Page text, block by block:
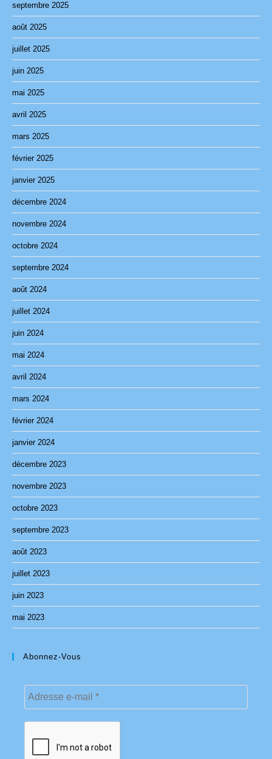
septembre 2025
août 2025
juillet 2025
juin 2025
mai 2025
avril 2025
mars 2025
février 2025
janvier 2025
décembre 2024
novembre 2024
octobre 2024
septembre 2024
août 2024
juillet 2024
juin 2024
mai 2024
avril 2024
mars 2024
février 2024
janvier 2024
décembre 2023
novembre 2023
octobre 2023
septembre 2023
août 2023
juillet 2023
juin 2023
mai 2023
Abonnez-Vous